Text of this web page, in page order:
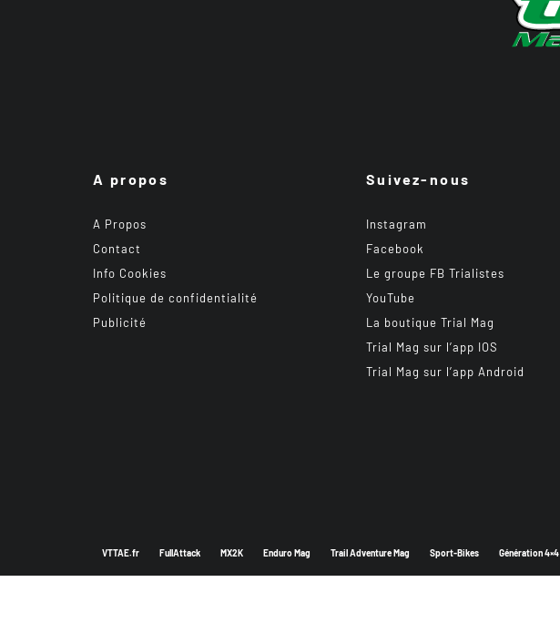
A propos
A Propos
Contact
Info Cookies
Politique de confidentialité
Publicité
Suivez-nous
Instagram
Facebook
Le groupe FB Trialistes
YouTube
La boutique Trial Mag
Trial Mag sur l’app IOS
Trial Mag sur l’app Android
VTTAE.fr FullAttack MX2K Enduro Mag Trail Adventure Mag Sport-Bikes Génération 4×4